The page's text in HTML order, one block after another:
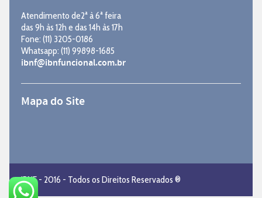
Atendimento de2ª à 6ª feira
das 9h às 12h e das 14h às 17h
Fone: (11) 3205-0186
Whatsapp: (11) 99898-1685
ibnf@ibnfuncional.com.br
Mapa do Site
IBNF - 2016 - Todos os Direitos Reservados ®